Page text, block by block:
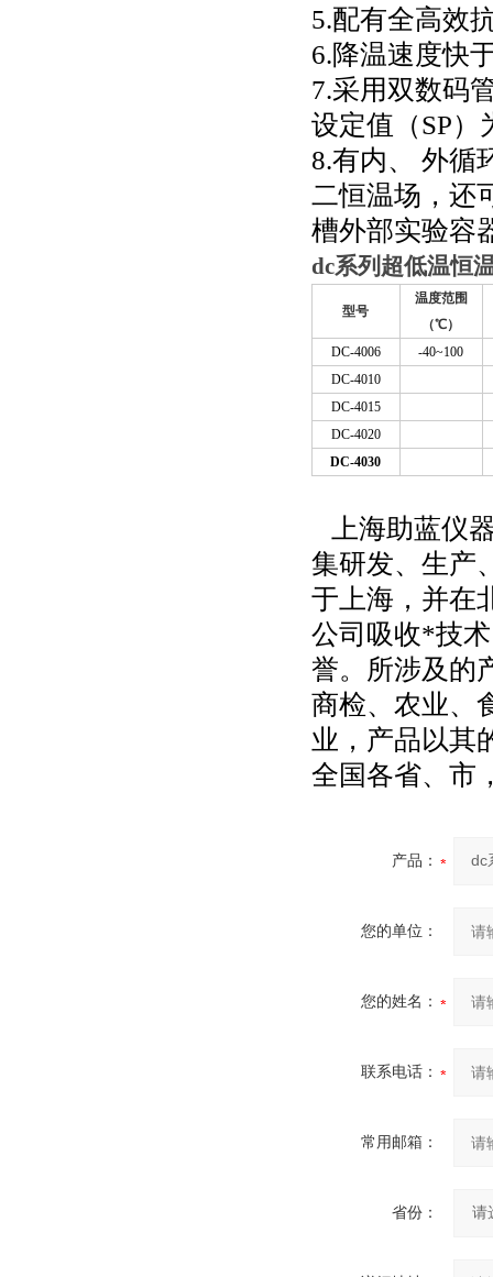
5.配有全高效
6.降温速度快
7.采用双数码
设定值（SP）
8.有内、 外循
二恒温场，还
槽外部实验容
dc系列超低温恒
型号
温度范围
（℃）
DC-4006
-40~100
DC-4010
DC-4015
DC-4020
DC-4030
上海助蓝仪
集研发、生产
于上海，并在
公司吸收*技
誉。所涉及的
商检、农业、
业，产品以其
全国各省、市
产品：
您的单位：
您的姓名：
联系电话：
常用邮箱：
省份：